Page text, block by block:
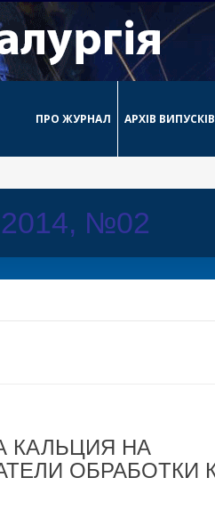
ПРО ЖУРНАЛ АРХІВ ВИПУСКІВ
2014, №02
КАЛЬЦИЯ НА
ОБРАБОТКИ